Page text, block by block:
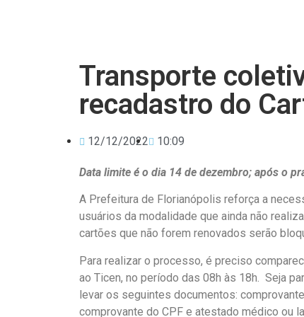
Transporte
recadastro do
12/12/2022 10:09
Data limite é o dia 14 de dezembro; após o
A Prefeitura de Florianópolis reforça a
usuários da modalidade que ainda não
cartões que não forem renovados serão
Para realizar o processo, é preciso
ao Ticen, no período das 08h às 18h. Seja
levar os seguintes documentos:
comprovante do CPF e atestado médico ou